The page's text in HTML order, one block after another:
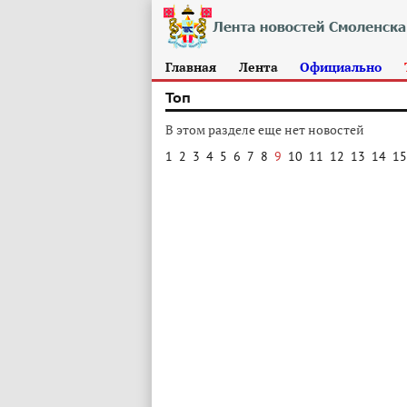
Главная Лента Официально
Топ
В этом разделе еще нет новостей
1 2 3 4 5 6 7 8 9 10 11 12 13 14 15